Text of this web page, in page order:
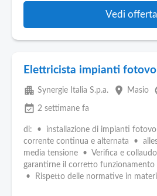
Vedi offerta
Elettricista impianti
apartment Synergie Italia S.p.a. place Masio
event_available 2 settimane fa
di: • installazione di impianti
corrente continua e alternata •
media tensione • Verifica e
garantirne il corretto funzionamento
• Rispetto delle normative in